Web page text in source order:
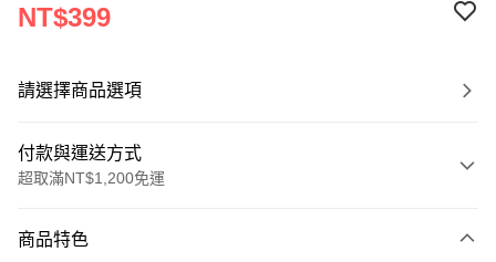
NT$399
請選擇商品選項
付款與運送方式
超取滿NT$1,200免運
信用卡一次付款
商品特色